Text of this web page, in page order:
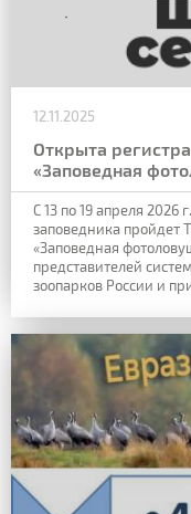
12.11.2025
Открыта
«Заповедная
С 13 по 19 апреля 2026
заповедника пройдет
«Заповедная
представителей
зоопарков России и